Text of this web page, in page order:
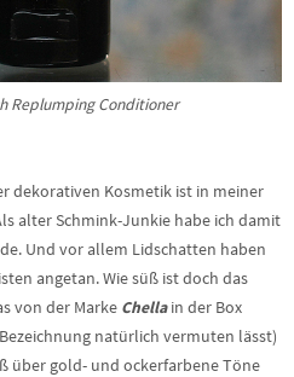
Replumping Conditioner
dekorativen Kosmetik ist in meiner
alter Schmink-Junkie habe ich damit
Und vor allem Lidschatten haben
angetan. Wie süß ist doch das
von der Marke Chellain der Box
natürlich vermuten lässt)
über gold- und ockerfarbene Töne